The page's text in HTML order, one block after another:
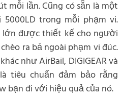
mỗi lần. Cũng có sẵn là một
trong mỗi phạm vi.
lớn được thiết kế cho người
ra bả ngoài phạm vi đúc.
như AirBail, DIGIGEAR và
tiêu chuẩn đảm bảo rằng
bạn đi với hiệu quả của nó.